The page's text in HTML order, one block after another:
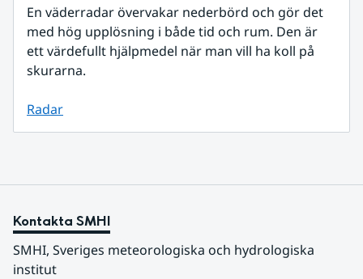
En väderradar övervakar nederbörd och gör det
med hög upplösning i både tid och rum. Den är
ett värdefullt hjälpmedel när man vill ha koll på
skurarna.
Radar
Kontakta SMHI
SMHI, Sveriges meteorologiska och hydrologiska
institut